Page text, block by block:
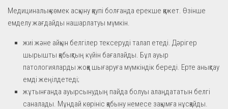
Медициналық көмек асқыну қаупі болғанда ерекше қажет. Өзінше
емделу жағдайды нашарлатуы мүмкін.
жиі және айқын белгілер тексеруді талап етеді. Дәрігер
шырышты қабықтың күйін бағалайды. Бұл ауыр
патологияларды жоққа шығаруға мүмкіндік береді. Ерте анықтау
емді жеңілдетеді;
жұтынғанда ауырсынудың пайда болуы алаңдататын белгі
саналады. Мұндай көрініс қабыну немесе зақымға нұсқайды.